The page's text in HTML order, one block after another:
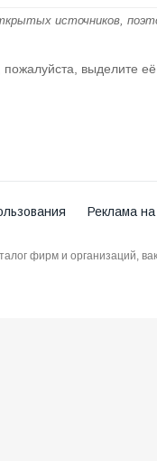
источников,
пожалуйста, выделите
Реклама
фирм и организаций,